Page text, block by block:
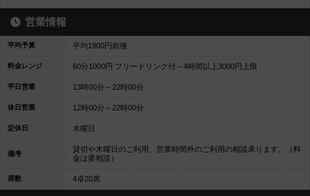
営業情報
平均予算 平均1900円前後
料金レンジ 60分1000円 フリードリンク付～4時間以上3000円上限
平日営業 13時00分～22時00分
休日営業 12時00分～22時00分
定休日 木曜日
備考
貸切や木曜日のご利用、営業時間外のご利用の相談承ります。（料
金は要相談）
席数 4卓20席